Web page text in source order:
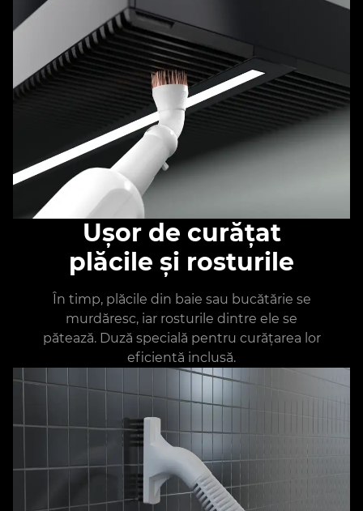
Ușor de curățat
plăcile și rosturile
În timp, plăcile din baie sau bucătărie se
murdăresc, iar rosturile dintre ele se
pătează. Duză specială pentru curățarea lor
eficientă inclusă.